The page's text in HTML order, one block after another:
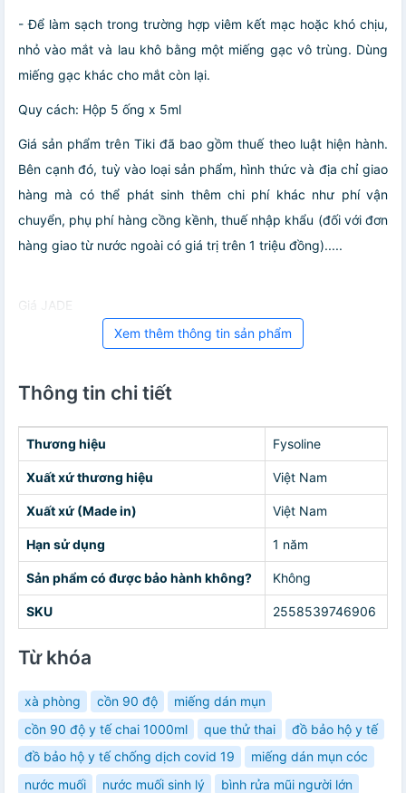
- Để làm sạch trong trường hợp viêm kết mạc hoặc khó chịu,
nhỏ vào mắt và lau khô bằng một miếng gạc vô trùng. Dùng
miếng gạc khác cho mắt còn lại.
Quy cách: Hộp 5 ống x 5ml
Giá sản phẩm trên Tiki đã bao gồm thuế theo luật hiện hành.
Bên cạnh đó, tuỳ vào loại sản phẩm, hình thức và địa chỉ giao
hàng mà có thể phát sinh thêm chi phí khác như phí vận
chuyển, phụ phí hàng cồng kềnh, thuế nhập khẩu (đối với đơn
hàng giao từ nước ngoài có giá trị trên 1 triệu đồng).....
Giá JADE
Xem thêm thông tin sản phẩm
Thông tin chi tiết
Thương hiệu Fysoline
Xuất xứ thương hiệu Việt Nam
Xuất xứ (Made in) Việt Nam
Hạn sử dụng 1 năm
Sản phẩm có được bảo hành không? Không
SKU 2558539746906
Từ khóa
xà phòng cồn 90 độ
miếng dán mụn
cồn 90 độ y tế chai 1000ml
que thử thai
đồ bảo hộ y tế
đồ bảo hộ y tế chống dịch covid 19
miếng dán mụn cóc
nước muối
nước muối sinh lý
bình rửa mũi người lớn